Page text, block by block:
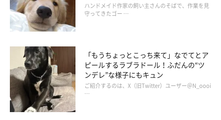
ハンドメイド作家の飼い主さんのそばで、作業を見
守ってきたゴー …
「もうちょっとこっち来て」なでてとア
ピールするラブラドール！ふだんの“ツ
ンデレ”な様子にもキュン
ご紹介するのは、X（旧Twitter）ユーザー＠N_oooi
…